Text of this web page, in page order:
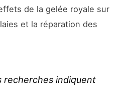
de la gelée royale sur
et la réparation des
recherches indiquent